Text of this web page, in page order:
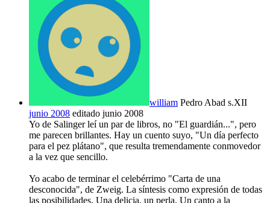
william Pedro Abad s.XII
junio 2008 editado junio 2008
Yo de Salinger leí un par de libros, no "El guardián...", pero
me parecen brillantes. Hay un cuento suyo, "Un día perfecto
para el pez plátano", que resulta tremendamente conmovedor
a la vez que sencillo.
Yo acabo de terminar el celebérrimo "Carta de una
desconocida", de Zweig. La síntesis como expresión de todas
las posibilidades. Una delicia, un perla. Un canto a la